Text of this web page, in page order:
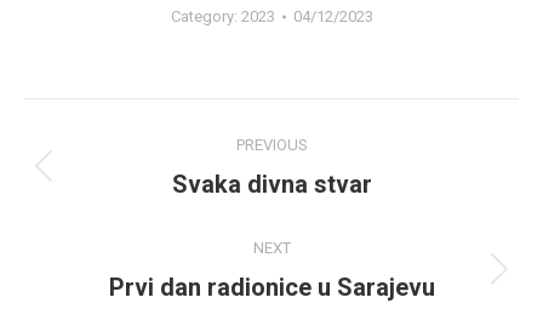
Category: 2023 04/12/2023
navigation
PREVIOUS
Previous
Svaka divna stvar
NEXT
Next
Prvi dan radionice u Sarajevu